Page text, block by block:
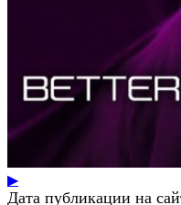
▶
Дата публикации на